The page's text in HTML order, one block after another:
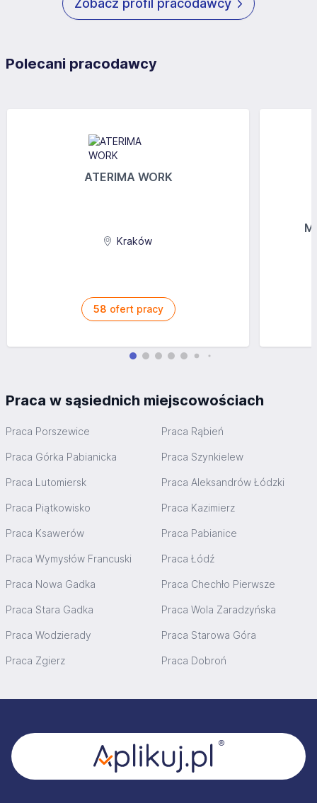
Zobacz profil pracodawcy
Polecani pracodawcy
ATERIMA WORK
Kraków
58 ofert pracy
Praca w sąsiednich miejscowościach
Praca Porszewice Praca Rąbień
Praca Górka Pabianicka Praca Szynkielew
Praca Lutomiersk Praca Aleksandrów Łódzki
Praca Piątkowisko Praca Kazimierz
Praca Ksawerów Praca Pabianice
Praca Wymysłów Francuski Praca Łódź
Praca Nowa Gadka Praca Chechło Pierwsze
Praca Stara Gadka Praca Wola Zaradzyńska
Praca Wodzierady Praca Starowa Góra
Praca Zgierz Praca Dobroń